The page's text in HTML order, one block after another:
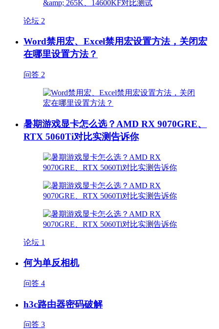
论坛 2
Word禁用宏、Excel禁用宏设置方法，关闭宏
在哪里设置方法？
问答 2
暑期游戏显卡怎么选？AMD RX 9070GRE、
RTX 5060Ti对比实测告诉你
论坛 1
何为单反相机
问答 4
h3c路由器密码破解
问答 3